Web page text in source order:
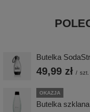
Butelka
49,99 zł / szt.
OKAZJA
Butelka